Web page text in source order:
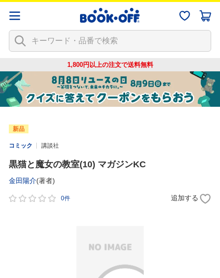
1,800円以上の注文で送料無料
新品
コミック 講談社
黒猫と魔女の教室(10) マガジンKC
金田陽介(著者)
0件 追加する